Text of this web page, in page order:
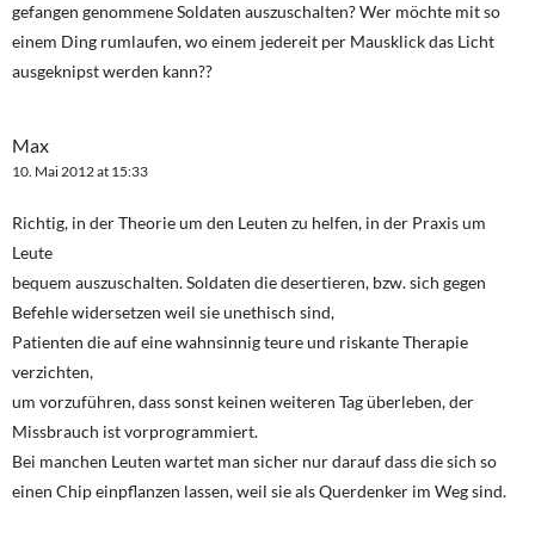
gefangen genommene Soldaten auszuschalten? Wer möchte mit so
einem Ding rumlaufen, wo einem jedereit per Mausklick das Licht
ausgeknipst werden kann??
Max
10. Mai 2012 at 15:33
Richtig, in der Theorie um den Leuten zu helfen, in der Praxis um
Leute
bequem auszuschalten. Soldaten die desertieren, bzw. sich gegen
Befehle widersetzen weil sie unethisch sind,
Patienten die auf eine wahnsinnig teure und riskante Therapie
verzichten,
um vorzuführen, dass sonst keinen weiteren Tag überleben, der
Missbrauch ist vorprogrammiert.
Bei manchen Leuten wartet man sicher nur darauf dass die sich so
einen Chip einpflanzen lassen, weil sie als Querdenker im Weg sind.